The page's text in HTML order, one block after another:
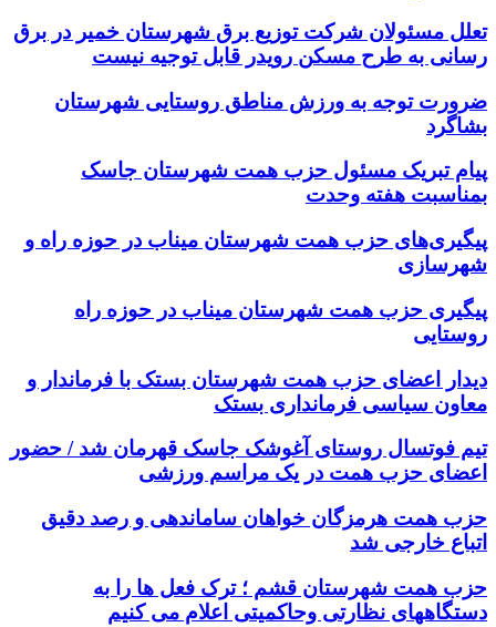
تعلل مسئولان شرکت توزیع برق شهرستان خمیر در برق
رسانی به طرح مسکن رویدر قابل توجیه نیست
ضرورت توجه به ورزش مناطق روستایی شهرستان
بشاگرد
پیام تبریک مسئول حزب همت شهرستان جاسک
بمناسبت هفته وحدت
پیگیری‌های حزب همت شهرستان میناب در حوزه راه و
شهرسازی
پیگیری حزب همت شهرستان میناب در حوزه راه
روستایی
دیدار اعضای حزب همت شهرستان بستک با فرماندار و
معاون سیاسی فرمانداری بستک
تیم فوتسال روستای آغوشک جاسک قهرمان شد / حضور
اعضای حزب همت در یک مراسم ورزشی
حزب همت هرمزگان خواهان ساماندهی و رصد دقیق
اتباع خارجی شد
حزب همت شهرستان قشم ؛ ترک فعل ها را به
دستگاههای نظارتی وحاکمیتی اعلام می کنیم